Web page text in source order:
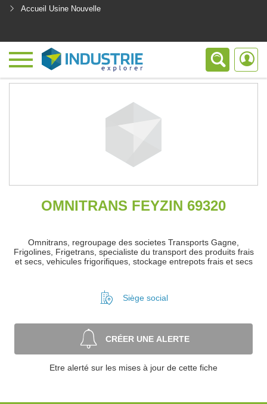
Accueil Usine Nouvelle
OMNITRANS FEYZIN 69320
Omnitrans, regroupage des societes Transports Gagne,
Frigolines, Frigetrans, specialiste du transport des produits frais
et secs, vehicules frigorifiques, stockage entrepots frais et secs
Siège social
CRÉER UNE ALERTE
Etre alerté sur les mises à jour de cette fiche